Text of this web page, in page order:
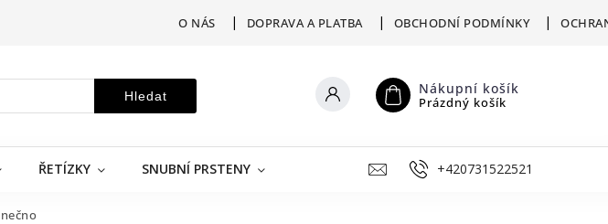
O NÁS DOPRAVA A PLATBA OBCHODNÍ PODMÍNKY
Hledat Nákupní košík
Prázdný košík
ŘETÍZKY SNUBNÍ PRSTENY ŠPERKY K RYTÍ VÝKUP ZLATNICKÁ
+420731522521